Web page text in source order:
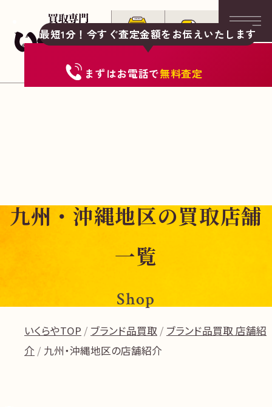
最短1分！今すぐ査定金額をお伝えいたします
まずはお電話で無料査定
九州・沖縄地区の買取店舗
一覧
Shop
いくらやTOP ブランド品買取
ブランド品買取 店舗紹
介
九州・沖縄地区の店舗紹介